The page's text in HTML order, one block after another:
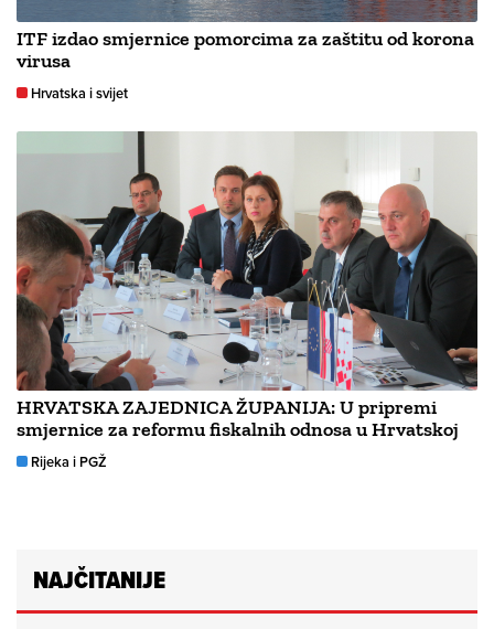
ITF izdao smjernice pomorcima za zaštitu od korona
virusa
Hrvatska i svijet
HRVATSKA ZAJEDNICA ŽUPANIJA: U pripremi
smjernice za reformu fiskalnih odnosa u Hrvatskoj
Rijeka i PGŽ
NAJČITANIJE